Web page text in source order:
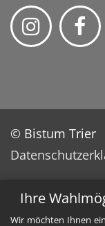
Ihre
Wir möchten Ihnen
© Bistum Trier